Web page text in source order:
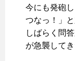
今にも発砲
つなっ！」と
しばらく問
が急襲してき